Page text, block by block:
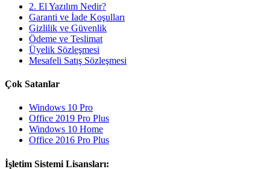
2. El Yazılım Nedir?
Garanti ve İade Koşulları
Gizlilik ve Güvenlik
Ödeme ve Teslimat
Üyelik Sözleşmesi
Mesafeli Satış Sözleşmesi
Çok Satanlar
Windows 10 Pro
Office 2019 Pro Plus
Windows 10 Home
Office 2016 Pro Plus
İşletim Sistemi Lisansları: